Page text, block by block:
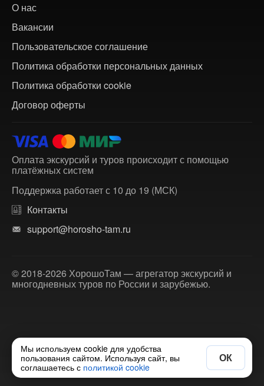
О нас
Вакансии
Пользовательское соглашение
Политика обработки персональных данных
Политика обработки cookie
Договор оферты
Оплата экскурсий и туров происходит с помощью
платёжных систем
Поддержка работает с 10 до 19 (МСК)
Контакты
support@horosho-tam.ru
© 2018-2026 ХорошоТам — агрегатор экскурсий и
многодневных туров по России и зарубежью.
Мы используем cookie для удобства
пользования сайтом. Используя сайт, вы
соглашаетесь с политикой cookie
ОК